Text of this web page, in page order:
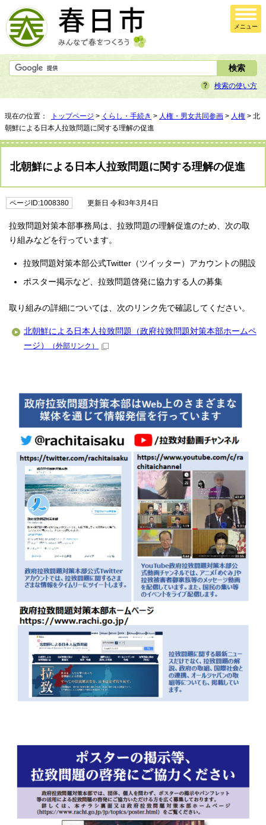
メニュー
検索の使い方
現在の位置： トップページ > くらし・手続き > 人権・男女共同参画 > 人権 > 北
朝鮮による日本人拉致問題に関する理解の促進
北朝鮮による日本人拉致問題に関する理解の促進
ページID:1008380 更新日 令和3年3月4日
拉致問題対策本部事務局は、拉致問題の理解促進のため、次の取
り組みなどを行っています。
拉致問題対策本部公式Twitter（ツイッター）アカウントの開設
ポスター掲示など、拉致問題啓発に協力する人の募集
取り組みの詳細については、次のリンク先で確認してください。
北朝鮮による日本人拉致問題（政府拉致問題対策本部ホームペ
ージ）
（外部リンク）